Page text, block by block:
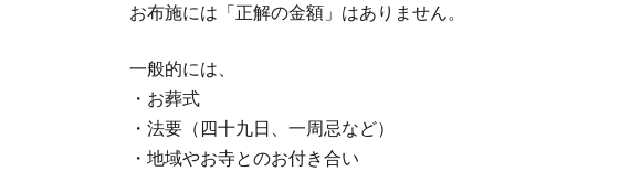
お布施には「正解の金額」はありません。
一般的には、
・お葬式
・法要（四十九日、一周忌など）
・地域やお寺とのお付き合い